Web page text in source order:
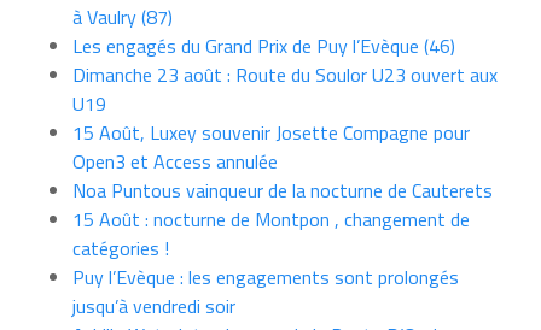
à Vaulry (87)
Les engagés du Grand Prix de Puy l’Evèque (46)
Dimanche 23 août : Route du Soulor U23 ouvert aux
U19
15 Août, Luxey souvenir Josette Compagne pour
Open3 et Access annulée
Noa Puntous vainqueur de la nocturne de Cauterets
15 Août : nocturne de Montpon , changement de
catégories !
Puy l’Evèque : les engagements sont prolongés
jusqu’à vendredi soir